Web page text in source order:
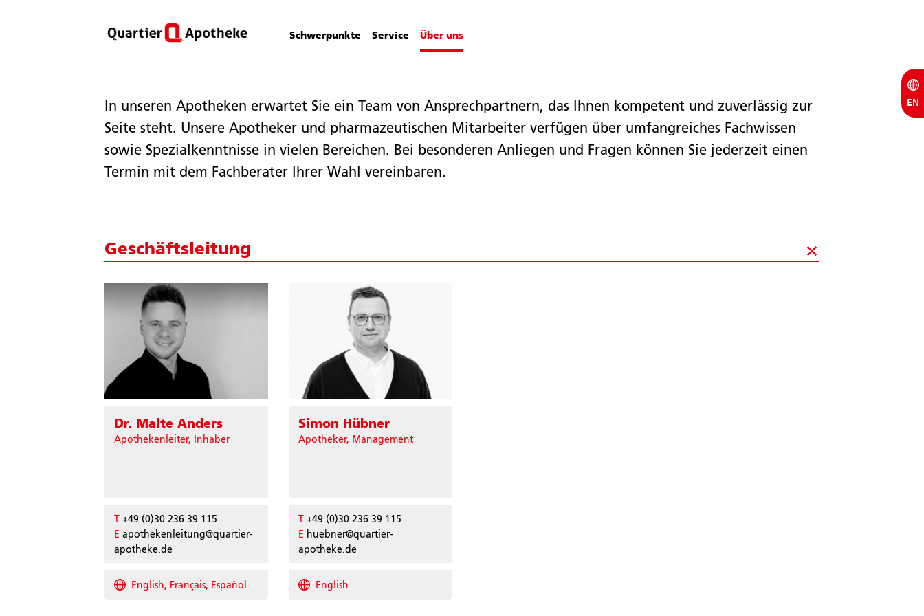
Schwerpunkte Service Über uns
In unseren Apotheken erwartet Sie ein Team von Ansprechpartnern, das Ihnen kompetent und zuverlässig zur
Seite steht. Unsere Apotheker und pharmazeutischen Mitarbeiter verfügen über umfangreiches Fachwissen
sowie Spezialkenntnisse in vielen Bereichen. Bei besonderen Anliegen und Fragen können Sie jederzeit einen
Termin mit dem Fachberater Ihrer Wahl vereinbaren.
Geschäftsleitung
Dr. Malte Anders
Apothekenleiter, Inhaber
T +49 (0)30 236 39 115
E apothekenleitung@quartier-
apotheke.de
English, Français, Español
Simon Hübner
Apotheker, Management
T+49 (0)30 236 39 115
E huebner@quartier-
apotheke.de
English
EN